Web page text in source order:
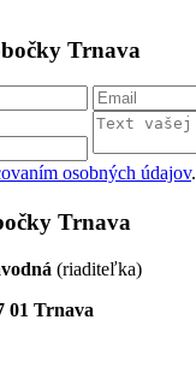
Trnava
osobných údajov.
Trnava
(riaditeľka)
01 Trnava